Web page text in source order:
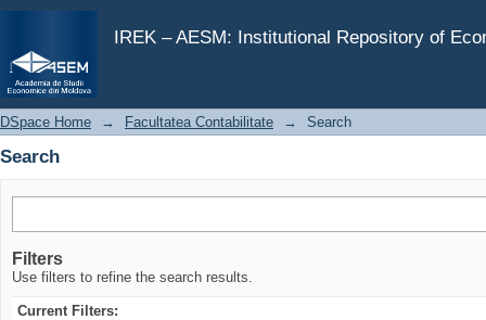
IREK – AESM: Institutional Repository of
Search
DSpace Home → Facultatea Contabilitate → Search
Search
Filters
Use filters to refine the search results.
Current Filters: